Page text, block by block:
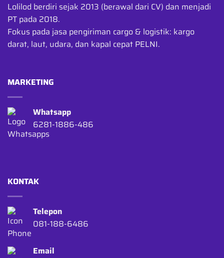
Lolilod berdiri sejak 2013 (berawal dari CV) dan menjadi
PT pada 2018.
Fokus pada jasa pengiriman cargo & logistik: kargo
darat, laut, udara, dan kapal cepat PELNI.
MARKETING
Whatsapp
6281-1886-486
KONTAK
Telepon
081-188-6486
Email